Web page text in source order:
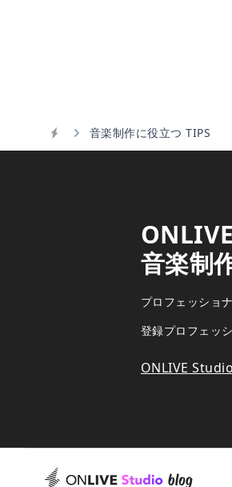
音楽制作に役立つ TIPS
音楽制
プロフェッショ
登録プロフェッ
ONLIVE